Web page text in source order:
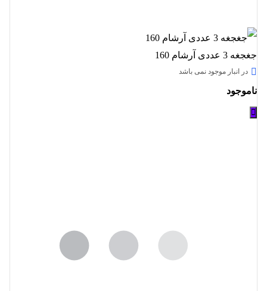
جغجغه 3 عددی آرشام 160
در انبار موجود نمی باشد
ناموجود